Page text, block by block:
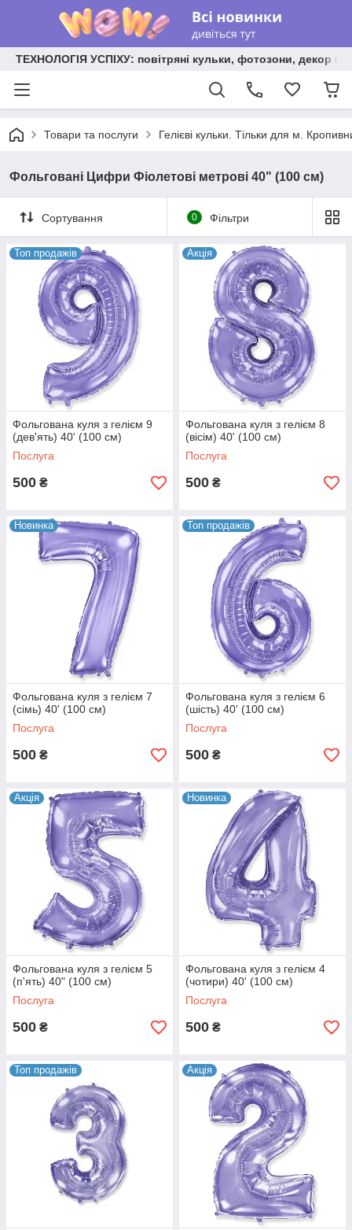
ТЕХНОЛОГІЯ УСПІХУ: повітряні кульки, фотозони, декор на
Товари та послуги Гелієві кульки. Тільки для м.
Фольговані Цифри Фіолетові метрові 40" (100 см)
Сортування 0 Фільтри
Топ продажів
Фольгована куля з гелієм 9
(дев'ять) 40' (100 см)
Послуга
500 ₴
Акція
Фольгована куля з гелієм 8
(вісім) 40' (100 см)
Послуга
500 ₴
Новинка
Фольгована куля з гелієм 7
(сімь) 40' (100 см)
Послуга
500 ₴
Топ продажів
Фольгована куля з гелієм 6
(шість) 40' (100 см)
Послуга
500 ₴
Акція
Фольгована куля з гелієм 5
(п'ять) 40" (100 см)
Послуга
500 ₴
Новинка
Фольгована куля з гелієм 4
(чотири) 40' (100 см)
Послуга
500 ₴
Топ продажів Акція